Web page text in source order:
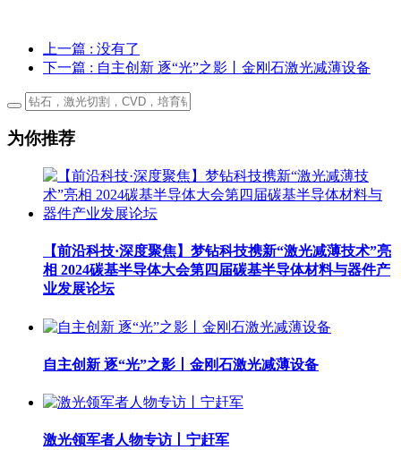
上一篇 : 没有了
下一篇 : 自主创新 逐“光”之影丨金刚石激光减薄设备
为你推荐
【前沿科技·深度聚焦】梦钻科技携新“激光减薄技术”亮
相 2024碳基半导体大会第四届碳基半导体材料与器件产
业发展论坛
自主创新 逐“光”之影丨金刚石激光减薄设备
激光领军者人物专访丨宁赶军